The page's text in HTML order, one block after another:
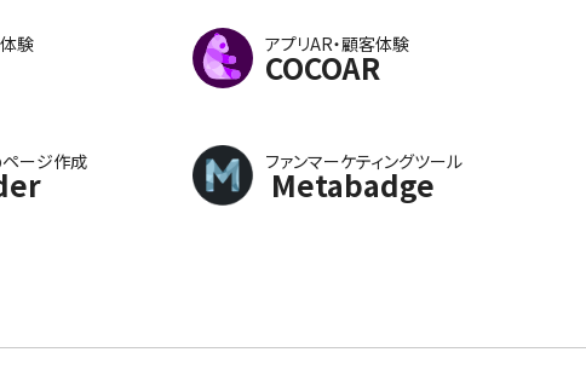
験 アプリAR・顧客体験
COCOAR
ページ作成 ファンマーケティングツール
Metabadge